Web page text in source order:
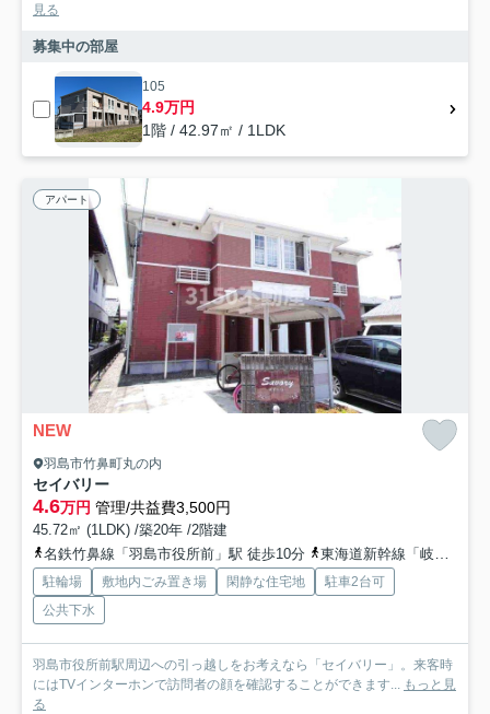
見る
募集中の部屋
105
4.9万円
1階 / 42.97㎡ / 1LDK
アパート
NEW
羽島市竹鼻町丸の内
セイバリー
4.6万円 管理/共益費3,500円
45.72㎡ (1LDK) /築20年 /2階建
名鉄竹鼻線「羽島市役所前」駅 徒歩10分
東海道新幹線「岐阜羽島」駅 徒歩24分
駐輪場 敷地内ごみ置き場 閑静な住宅地
駐車2台可
公共下水
羽島市役所前駅周辺への引っ越しをお考えなら「セイバリー」。来客時
にはTVインターホンで訪問者の顔を確認することができます... もっと見
る